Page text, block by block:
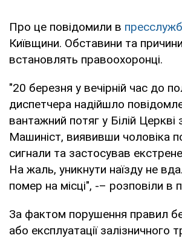
Про це повідомили в
Київщини. Обставини та причини
встановлять правоохоронці.
"20 березня у вечірній час до
диспетчера надійшло
вантажний потяг у Білій Церкві
Машиніст, виявивши чоловіка
сигнали та застосував
На жаль, уникнути наїзду не
помер на місці", -– розповіли в
За фактом порушення правил
або експлуатації залізничного